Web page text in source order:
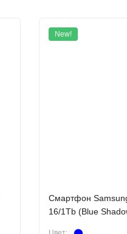
New!
Смартфон
16/1Tb (Blue